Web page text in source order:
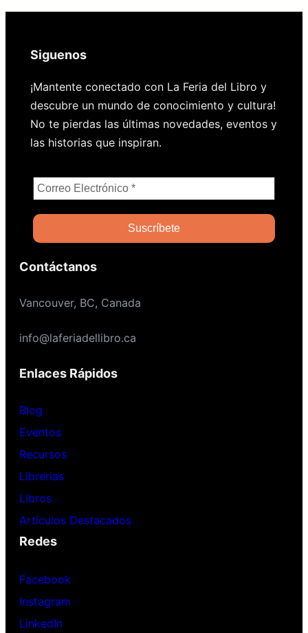
Siguenos
¡Mantente conectado con La Feria del Libro y
descubre un mundo de conocimiento y cultura!
No te pierdas las últimas novedades, eventos y
las historias que inspiran.
Contáctanos
Vancouver, BC, Canada
info@laferiadellibro.ca
Enlaces Rápidos
Blog
Eventos
Recursos
Librerias
Libros
Artículos Destacados
Redes
Facebook
Instagram
LinkedIn